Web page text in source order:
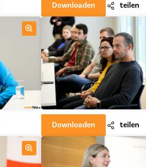
Downloaden teilen
Downloaden teilen